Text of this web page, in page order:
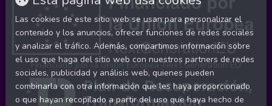
Financiado por la Unión Europea-Next Generation EU
Las cookies de este sitio web se usan para personalizar el
contenido y los anuncios, ofrecer funciones de redes sociales
y analizar el tráfico. Además, compartimos información sobre
el uso que haga del sitio web con nuestros partners de redes
sociales, publicidad y análisis web, quienes pueden
combinarla con otra información que les haya proporcionado
o que hayan recopilado a partir del uso que haya hecho de